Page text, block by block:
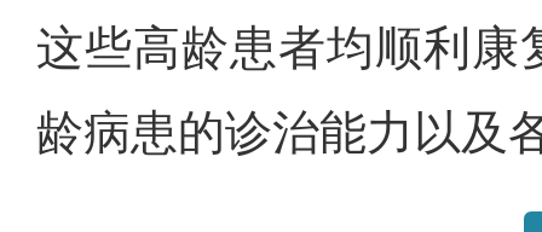
这些高龄患者均顺利
龄病患的诊治能力以及